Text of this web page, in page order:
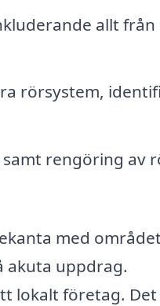
allt från
rörsystem,
rengöring av
med
akuta uppdrag.
lokalt företag.